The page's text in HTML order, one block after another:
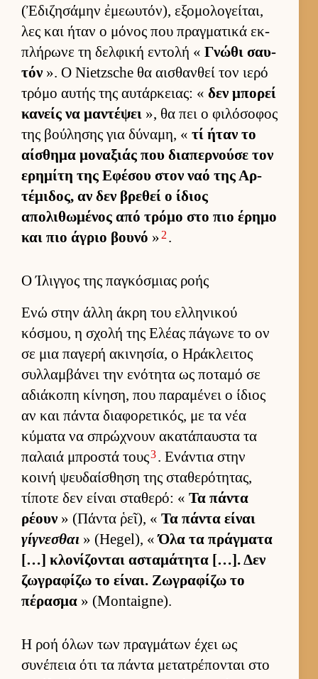
(Ἐδιζησάμην ἐμεωυτόν), εξομολογεί­ται,
λες και ήταν ο μόνος που πραγ­ματικά εκ­
πλήρωνε τη δελ­φική εντολή « Γνώθι σαυ­
τόν ». Ο Nietzsche θα αι­σθαν­θεί τον ιερό
τρόμο αυ­τής της αυ­τάρ­κειας: « δεν μπορεί
κανείς να μαντέψει », θα πει ο φιλόσοφος
της βού­λησης για δύναμη, « τί ήταν το
αί­σθημα μοναξιάς που δια­περ­νούσε τον
ερημίτη της Εφέσου στον ναό της Αρ­
τέμιδος, αν δεν βρεθεί ο ίδιος
απολιθωμένος από τρόμο στο πιο έρημο
και πιο άγριο βουνό » 2 .
Ο Ίλιγγος της παγκόσμιας ροής
Ενώ στην άλλη άκρη του ελ­ληνικού
κόσμου, η σχολή της Ελέας πάγωνε το ον
σε μια παγερή ακινησία, ο Ηράκλει­τος
συλ­λαμ­βάνει την ενότητα ως ποταμό σε
αδιάκοπη κίνηση, που παραμένει ο ίδιος
αν και πάντα δια­φορετικός, με τα νέα
κύματα να σπρώχνουν ακατάπαυ­στα τα
παλαιά μπροστά τους3. Ενάντια στην
κοινή ψευ­δαί­σθηση της σταθερότητας,
τίποτε δεν εί­ναι σταθερό: « Τα πάντα
ρέουν » (Πάντα ῥεῖ), « Τα πάντα εί­ναι
γίγνεσθαι » (Hegel), «Όλα τα πράγ­ματα
[…] κλονίζονται ασταμάτητα […]. Δεν
ζωγραφίζω το εί­ναι. Ζωγραφίζω το
πέρασμα » (Montaigne).
Η ροή όλων των πραγ­μάτων έχει ως
συνέπεια ότι τα πάντα μετατρέπονται στο